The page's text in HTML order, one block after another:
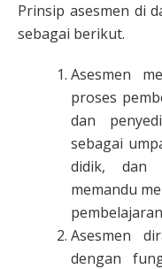
Prinsip asesmen di
sebagai berikut.
Asesmen
proses
dan
sebagai
didik, dan
memandu
Asesmen
dengan